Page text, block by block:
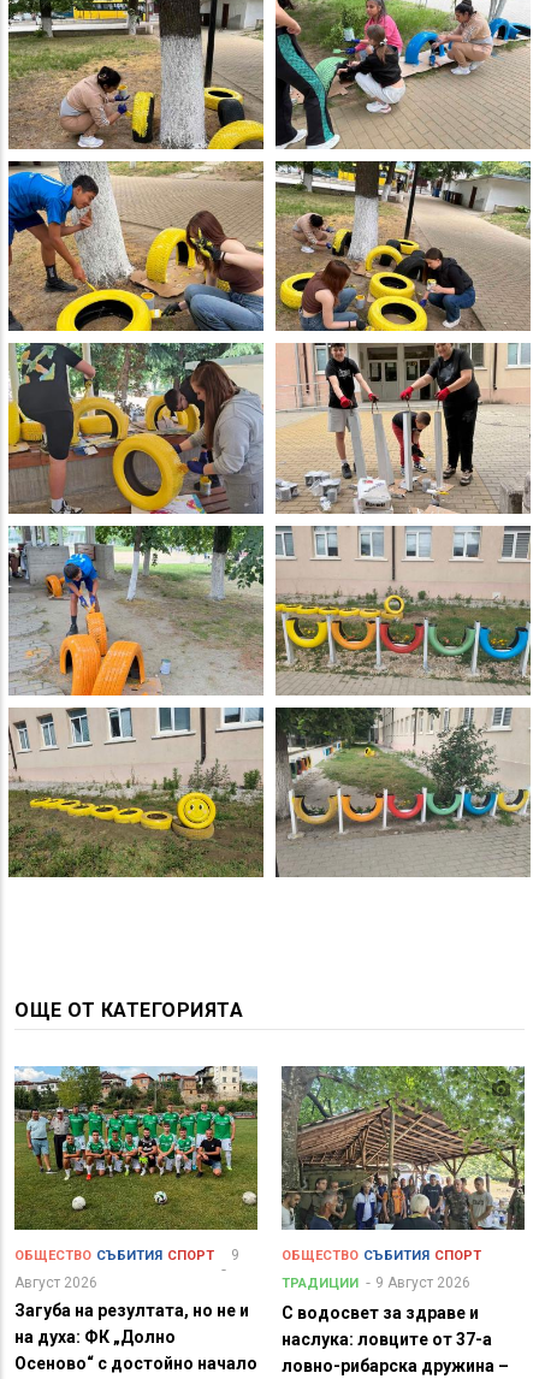
ОЩЕ ОТ КАТЕГОРИЯТА
ОБЩЕСТВО СЪБИТИЯ СПОРТ
9
Август 2026
Загуба на резултата, но не и
на духа: ФК „Долно
Осеново“ с достойно начало
ОБЩЕСТВО СЪБИТИЯ СПОРТ
ТРАДИЦИИ
9 Август 2026
С водосвет за здраве и
наслука: ловците от 37-а
ловно-рибарска дружина –